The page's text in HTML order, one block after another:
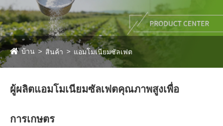
บ้าน สินค้า แอมโมเนียมซัลเฟต
ผู้ผลิตแอมโมเนียมซัลเฟตคุณภาพสูงเพื่อ
การเกษตร